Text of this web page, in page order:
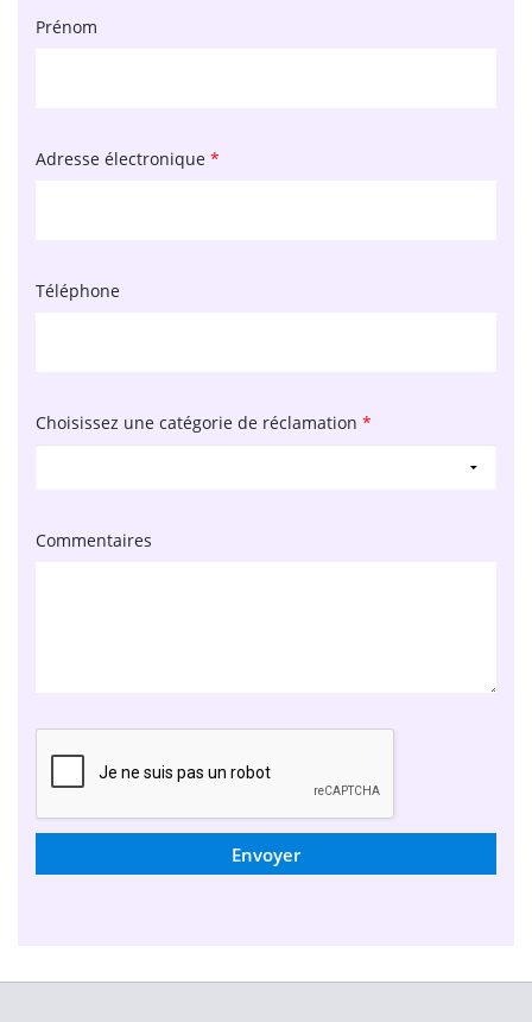
Prénom
Adresse électronique *
Téléphone
Choisissez une catégorie de réclamation *
Commentaires
Envoyer